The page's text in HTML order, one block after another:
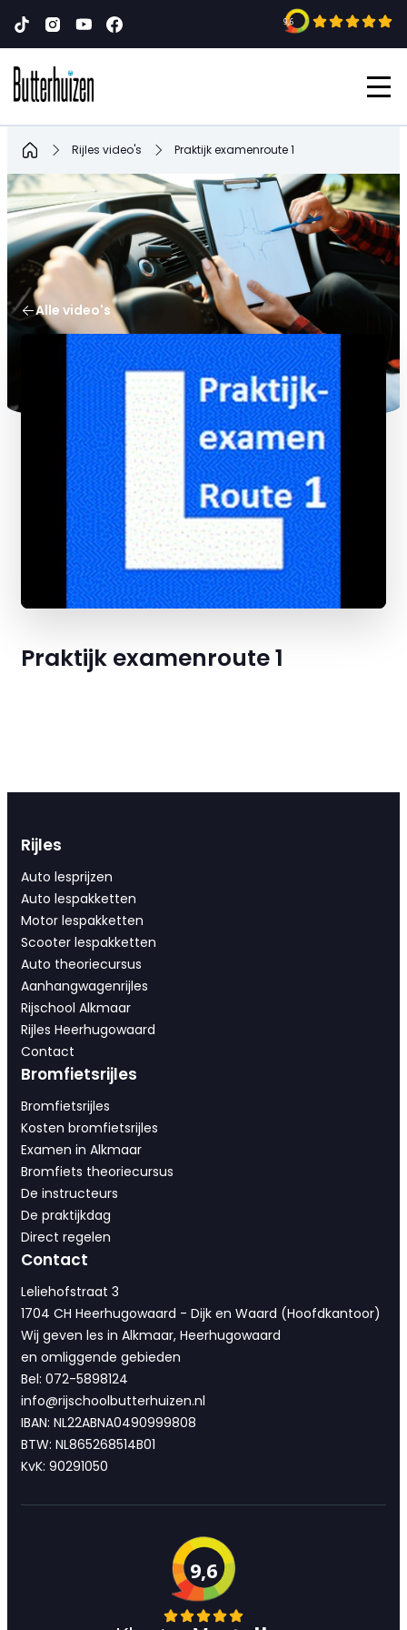
9,6
Home Rijles video's Praktijk examenroute 1
Alle video's
Praktijk examenroute 1
Rijles
Auto lesprijzen
Auto lespakketten
Motor lespakketten
Scooter lespakketten
Auto theoriecursus
Aanhangwagenrijles
Rijschool Alkmaar
Rijles Heerhugowaard
Contact
Bromfietsrijles
Bromfietsrijles
Kosten bromfietsrijles
Examen in Alkmaar
Bromfiets theoriecursus
De instructeurs
De praktijkdag
Direct regelen
Contact
Leliehofstraat 3
1704 CH Heerhugowaard - Dijk en Waard (Hoofdkantoor)
Wij geven les in Alkmaar, Heerhugowaard
en omliggende gebieden
Bel: 072-5898124
info@rijschoolbutterhuizen.nl
IBAN: NL22ABNA0490999808
BTW: NL865268514B01
KvK: 90291050
9,6